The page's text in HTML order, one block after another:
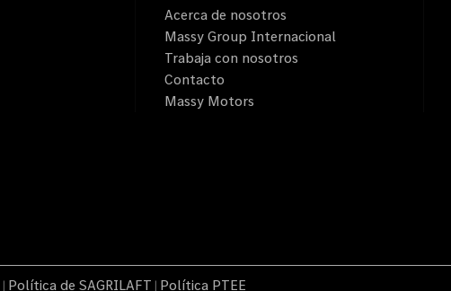
Acerca de nosotros
Massy Group Internacional
Trabaja con nosotros
Contacto
Massy Motors
| Política de SAGRILAFT | Política PTEE